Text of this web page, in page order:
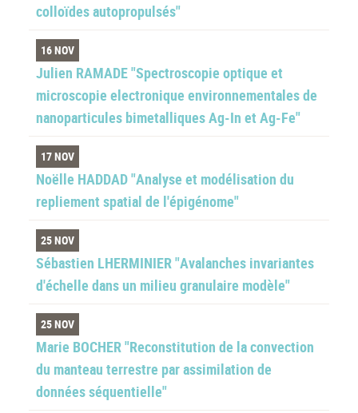
colloïdes autopropulsés"
16 NOV
Julien RAMADE "Spectroscopie optique et
microscopie electronique environnementales de
nanoparticules bimetalliques Ag-In et Ag-Fe"
17 NOV
Noëlle HADDAD "Analyse et modélisation du
repliement spatial de l'épigénome"
25 NOV
Sébastien LHERMINIER "Avalanches invariantes
d'échelle dans un milieu granulaire modèle"
25 NOV
Marie BOCHER "Reconstitution de la convection
du manteau terrestre par assimilation de
données séquentielle"